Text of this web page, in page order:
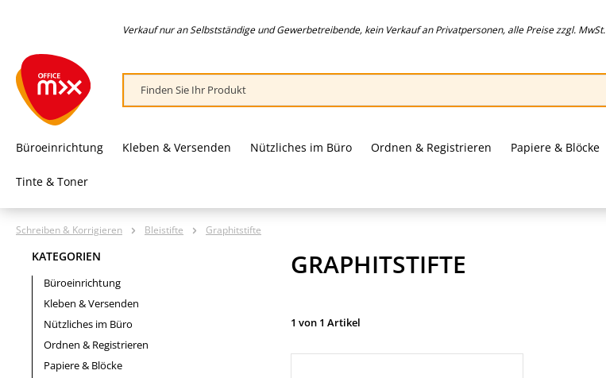
Verkauf nur an Selbstständige und Gewerbetreibende, kein Verkauf an Privatpersonen, alle Preise zzgl. MwSt.
Büroeinrichtung Kleben & Versenden Nützliches im Büro Ordnen & Registrieren Papiere & Blöcke
Tinte & Toner
Schreiben & Korrigieren Bleistifte Graphitstifte
KATEGORIEN
Büroeinrichtung
Kleben & Versenden
Nützliches im Büro
Ordnen & Registrieren
Papiere & Blöcke
GRAPHITSTIFTE
1 von 1 Artikel